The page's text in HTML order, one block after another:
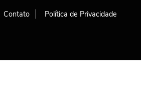
Contato Política de Privacidade